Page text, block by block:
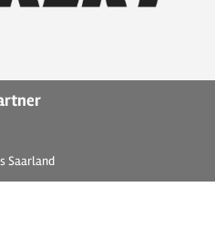
Saarland